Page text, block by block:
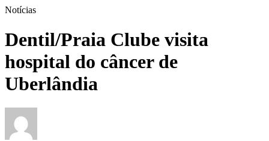
Notícias
Dentil/Praia Clube visita
hospital do câncer de
Uberlândia